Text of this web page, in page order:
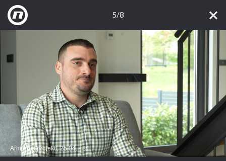
5/8
Arhitekti i projekti, 25.04. - 8